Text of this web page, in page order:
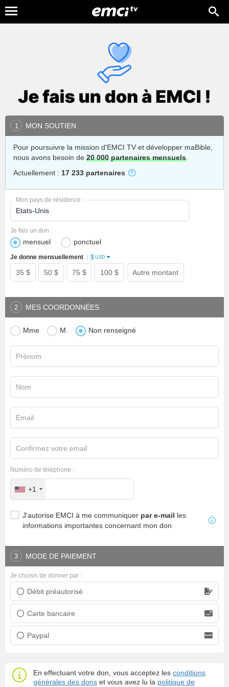
1 MON SOUTIEN
Pour poursuivre la mission d'EMCI TV et développer maBible,
nous avons besoin de 20 000 partenaires mensuels.
Actuellement : 17 233 partenaires
Mon pays de résidence :
mensuel ponctuel
Je fais un don :
35 $ 50 $ 75 $ 100 $ Autre montant
Je donne mensuellement $ USD
2 MES COORDONNÉES
Mme M. Non renseigné
Prénom
Nom
Email
Confirmez votre email
Numéro de téléphone :
+1
J'autorise EMCI à me communiquer par e-mail les
informations importantes concernant mon don
3 MODE DE PAIEMENT
Débit préautorisé
Prélèvement bancaire
Carte bancaire
Carte bancaire
Paypal
Paypal
Je choisis de donner par :
En effectuant votre don, vous acceptez les conditions
générales des dons et vous avez lu la politique de